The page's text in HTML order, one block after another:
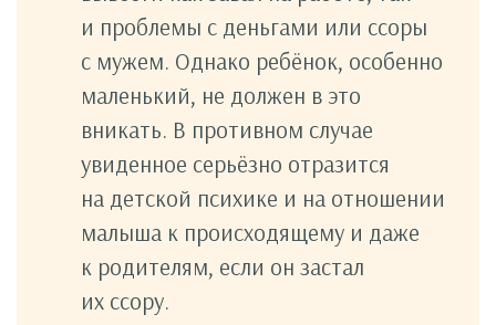
и проблемы с деньгами или ссоры
с мужем. Однако ребёнок, особенно
маленький, не должен в это
вникать. В противном случае
увиденное серьёзно отразится
на детской психике и на отношении
малыша к происходящему и даже
к родителям, если он застал
их ссору.